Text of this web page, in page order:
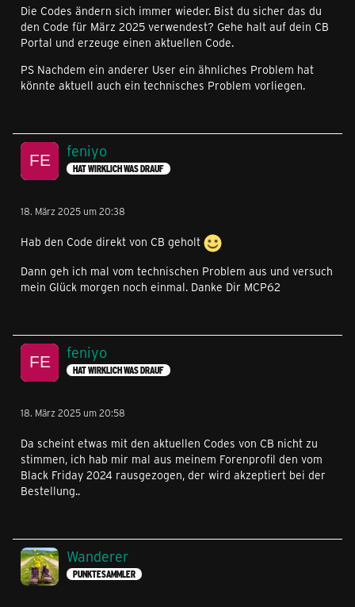
Die Codes ändern sich immer wieder. Bist du sicher das du
den Code für März 2025 verwendest? Gehe halt auf dein CB
Portal und erzeuge einen aktuellen Code.
PS Nachdem ein anderer User ein ähnliches Problem hat
könnte aktuell auch ein technisches Problem vorliegen.
feniyo
HAT WIRKLICH WAS DRAUF
18. März 2025 um 20:38
Hab den Code direkt von CB geholt
Dann geh ich mal vom technischen Problem aus und versuch
mein Glück morgen noch einmal. Danke Dir MCP62
feniyo
HAT WIRKLICH WAS DRAUF
18. März 2025 um 20:58
Da scheint etwas mit den aktuellen Codes von CB nicht zu
stimmen, ich hab mir mal aus meinem Forenprofil den vom
Black Friday 2024 rausgezogen, der wird akzeptiert bei der
Bestellung..
Wanderer
PUNKTESAMMLER